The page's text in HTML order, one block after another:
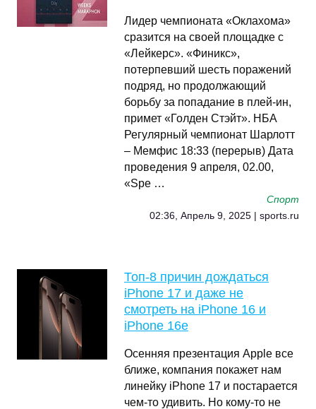
Лидер чемпионата «Оклахома»
сразится на своей площадке с
«Лейкерс». «Финикс»,
потерпевший шесть поражений
подряд, но продолжающий
борьбу за попадание в плей-ин,
примет «Голден Стэйт». НБА
Регулярный чемпионат Шарлотт
– Мемфис 18:33 (перерыв) Дата
проведения 9 апреля, 02.00,
«Spe …
Спорт
02:36, Апрель 9, 2025 | sports.ru
Топ-8 причин дождаться
iPhone 17 и даже не
смотреть на iPhone 16 и
iPhone 16e
Осенняя презентация Apple все
ближе, компания покажет нам
линейку iPhone 17 и постарается
чем-то удивить. Но кому-то не